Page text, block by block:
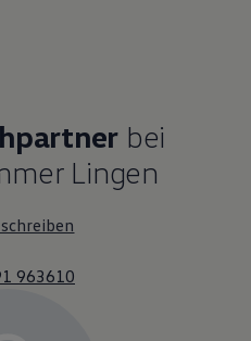
bei
Lingen
963610